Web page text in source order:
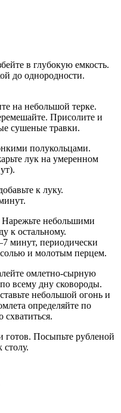
в глубокую емкость.
до однородности.
на небольшой терке.
Присолите и
сушеные травки.
полукольцами.
лук на умеренном
к луку.
небольшими
к остальному.
минут, периодически
и молотым перцем.
омлетно-сырную
всему дну сковороды.
небольшой огонь и
определяйте по
Посыпьте рубленой
столу.